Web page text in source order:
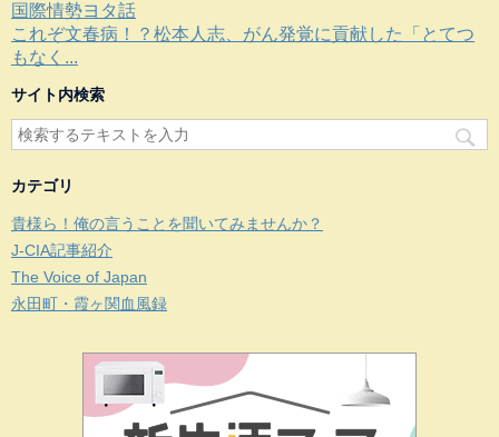
国際情勢ヨタ話
これぞ文春病！？松本人志、がん発覚に貢献した「とてつ
もなく...
サイト内検索
カテゴリ
貴様ら！俺の言うことを聞いてみませんか？
J-CIA記事紹介
The Voice of Japan
永田町・霞ヶ関血風録